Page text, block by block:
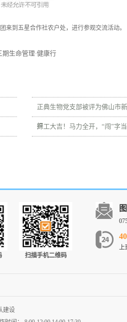
来到五星合作社农户处，进行参观交流活动。
生命管理·健康行
正典生物党支部被评为佛山市
织
开工大吉！马力全开，“闯”字
扫描手机二维码
上
建设